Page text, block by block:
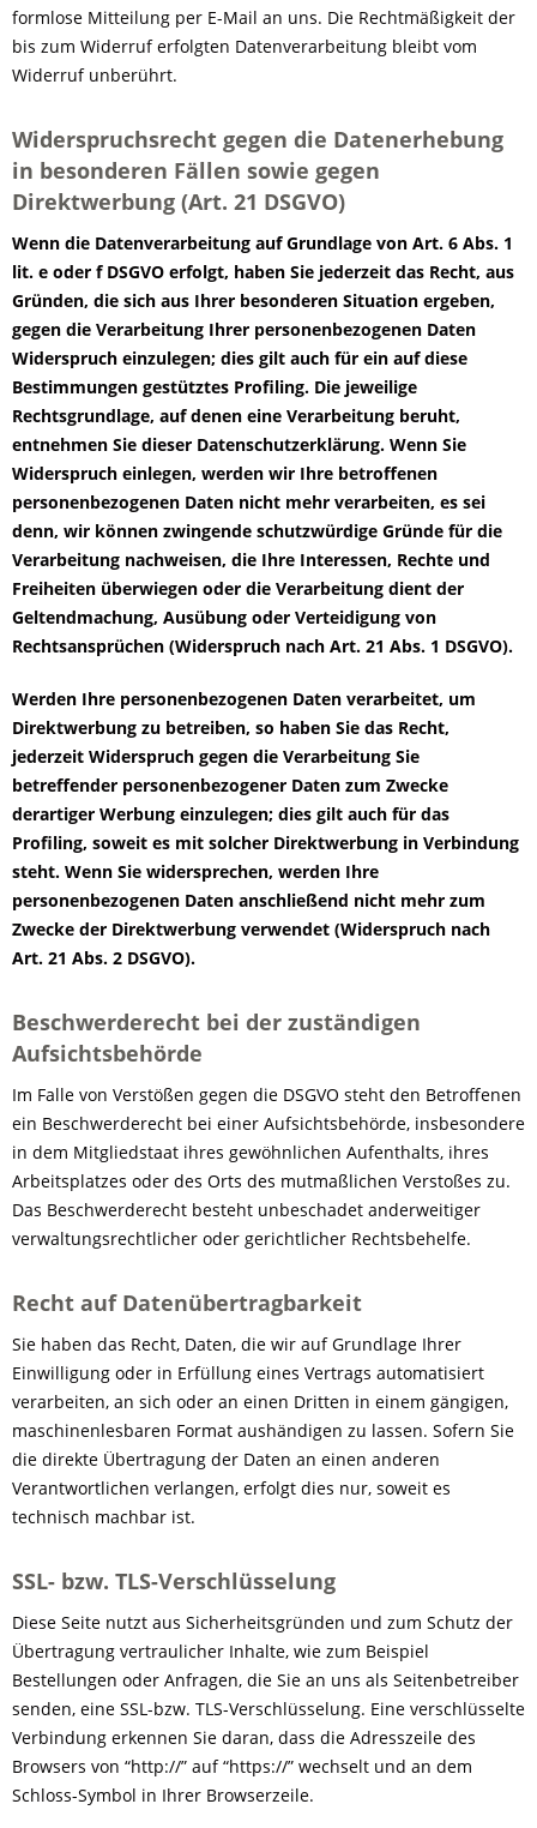
formlose Mitteilung per E-Mail an uns. Die Rechtmäßigkeit der
bis zum Widerruf erfolgten Datenverarbeitung bleibt vom
Widerruf unberührt.
Widerspruchsrecht gegen die Datenerhebung
in besonderen Fällen sowie gegen
Direktwerbung (Art. 21 DSGVO)
Wenn die Datenverarbeitung auf Grundlage von Art. 6 Abs. 1
lit. e oder f DSGVO erfolgt, haben Sie jederzeit das Recht, aus
Gründen, die sich aus Ihrer besonderen Situation ergeben,
gegen die Verarbeitung Ihrer personenbezogenen Daten
Widerspruch einzulegen; dies gilt auch für ein auf diese
Bestimmungen gestütztes Profiling. Die jeweilige
Rechtsgrundlage, auf denen eine Verarbeitung beruht,
entnehmen Sie dieser Datenschutzerklärung. Wenn Sie
Widerspruch einlegen, werden wir Ihre betroffenen
personenbezogenen Daten nicht mehr verarbeiten, es sei
denn, wir können zwingende schutzwürdige Gründe für die
Verarbeitung nachweisen, die Ihre Interessen, Rechte und
Freiheiten überwiegen oder die Verarbeitung dient der
Geltendmachung, Ausübung oder Verteidigung von
Rechtsansprüchen (Widerspruch nach Art. 21 Abs. 1 DSGVO).
Werden Ihre personenbezogenen Daten verarbeitet, um
Direktwerbung zu betreiben, so haben Sie das Recht,
jederzeit Widerspruch gegen die Verarbeitung Sie
betreffender personenbezogener Daten zum Zwecke
derartiger Werbung einzulegen; dies gilt auch für das
Profiling, soweit es mit solcher Direktwerbung in Verbindung
steht. Wenn Sie widersprechen, werden Ihre
personenbezogenen Daten anschließend nicht mehr zum
Zwecke der Direktwerbung verwendet (Widerspruch nach
Art. 21 Abs. 2 DSGVO).
Beschwerderecht bei der zuständigen
Aufsichtsbehörde
Im Falle von Verstößen gegen die DSGVO steht den Betroffenen
ein Beschwerderecht bei einer Aufsichtsbehörde, insbesondere
in dem Mitgliedstaat ihres gewöhnlichen Aufenthalts, ihres
Arbeitsplatzes oder des Orts des mutmaßlichen Verstoßes zu.
Das Beschwerderecht besteht unbeschadet anderweitiger
verwaltungsrechtlicher oder gerichtlicher Rechtsbehelfe.
Recht auf Datenübertragbarkeit
Sie haben das Recht, Daten, die wir auf Grundlage Ihrer
Einwilligung oder in Erfüllung eines Vertrags automatisiert
verarbeiten, an sich oder an einen Dritten in einem gängigen,
maschinenlesbaren Format aushändigen zu lassen. Sofern Sie
die direkte Übertragung der Daten an einen anderen
Verantwortlichen verlangen, erfolgt dies nur, soweit es
technisch machbar ist.
SSL- bzw. TLS-Verschlüsselung
Diese Seite nutzt aus Sicherheitsgründen und zum Schutz der
Übertragung vertraulicher Inhalte, wie zum Beispiel
Bestellungen oder Anfragen, die Sie an uns als Seitenbetreiber
senden, eine SSL-bzw. TLS-Verschlüsselung. Eine verschlüsselte
Verbindung erkennen Sie daran, dass die Adresszeile des
Browsers von “http://” auf “https://” wechselt und an dem
Schloss-Symbol in Ihrer Browserzeile.